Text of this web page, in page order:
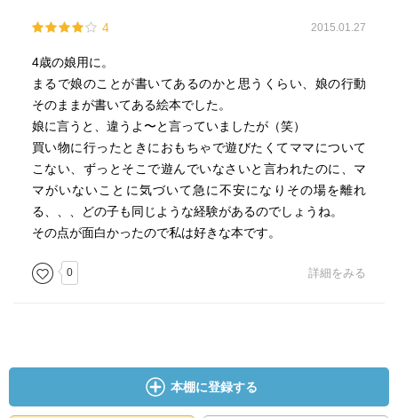
4 2015.01.27
4歳の娘用に。
まるで娘のことが書いてあるのかと思うくらい、娘の行動
そのままが書いてある絵本でした。
娘に言うと、違うよ〜と言っていましたが（笑）
買い物に行ったときにおもちゃで遊びたくてママについて
こない、ずっとそこで遊んでいなさいと言われたのに、マ
マがいないことに気づいて急に不安になりその場を離れ
る、、、どの子も同じような経験があるのでしょうね。
その点が面白かったので私は好きな本です。
0 詳細をみる
本棚に登録する